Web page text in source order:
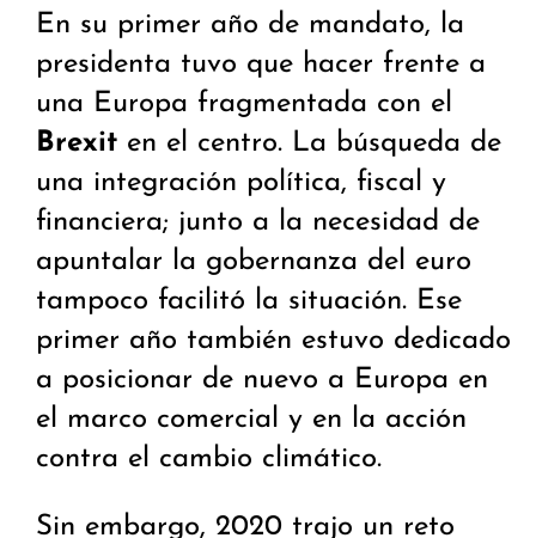
En su primer año de mandato, la
presidenta tuvo que hacer frente a
una Europa fragmentada con el
Brexit en el centro. La búsqueda de
una integración política, fiscal y
financiera; junto a la necesidad de
apuntalar la gobernanza del euro
tampoco facilitó la situación. Ese
primer año también estuvo dedicado
a posicionar de nuevo a Europa en
el marco comercial y en la acción
contra el cambio climático.
Sin embargo, 2020 trajo un reto